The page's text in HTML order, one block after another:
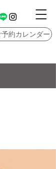
予約カレンダー